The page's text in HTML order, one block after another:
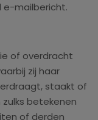
e-mailbericht.
of overdracht
zij haar
staakt of
zulks betekenen
of derden